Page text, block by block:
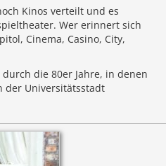
Kinos verteilt und es
Wer erinnert sich
Cinema, Casino, City,
die 80er Jahre, in denen
der Universitätsstadt